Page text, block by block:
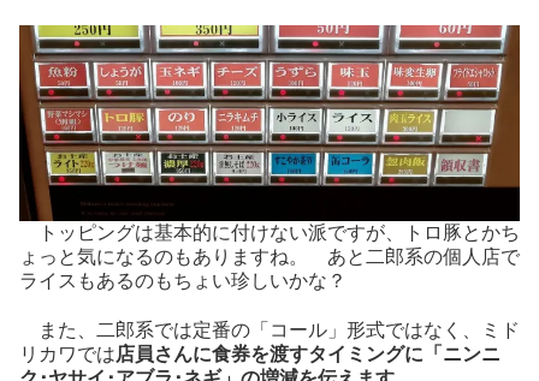
トッピングは基本的に付けない派ですが、トロ豚とかち
ょっと気になるのもありますね。 あと二郎系の個人店で
ライスもあるのもちょい珍しいかな？
また、二郎系では定番の「コール」形式ではなく、ミド
リカワでは店員さんに食券を渡すタイミングに「ニンニ